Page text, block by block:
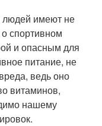
людей имеют не
спортивном
и опасным для
питание, не
ведь оно
витаминов,
нашему